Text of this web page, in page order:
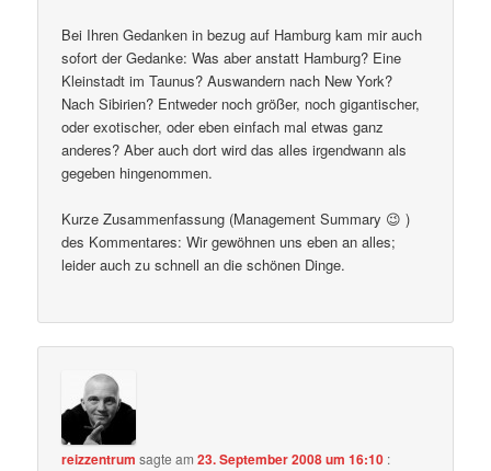
Bei Ihren Gedanken in bezug auf Hamburg kam mir auch
sofort der Gedanke: Was aber anstatt Hamburg? Eine
Kleinstadt im Taunus? Auswandern nach New York?
Nach Sibirien? Entweder noch größer, noch gigantischer,
oder exotischer, oder eben einfach mal etwas ganz
anderes? Aber auch dort wird das alles irgendwann als
gegeben hingenommen.
Kurze Zusammenfassung (Management Summary 😉 )
des Kommentares: Wir gewöhnen uns eben an alles;
leider auch zu schnell an die schönen Dinge.
reizzentrum sagte am23. September 2008 um 16:10 :